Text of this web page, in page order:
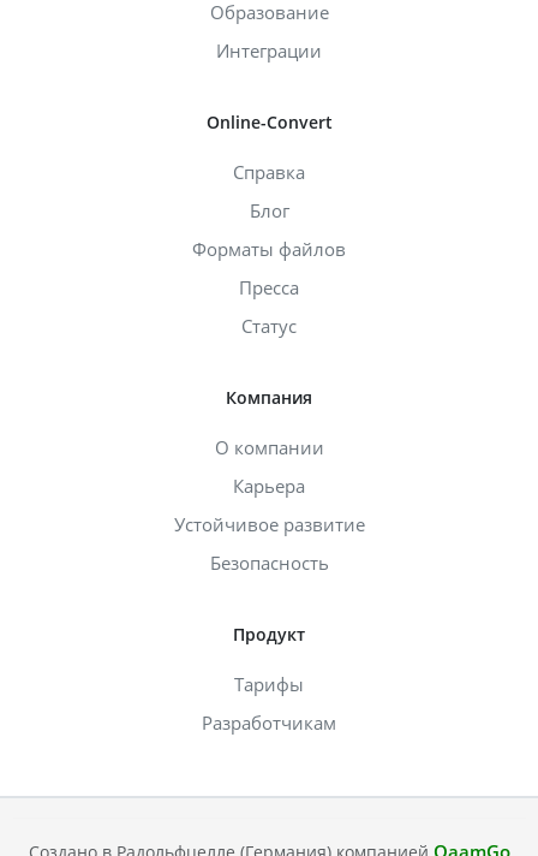
Образование
Интеграции
Online-Convert
Справка
Блог
Форматы файлов
Пресса
Статус
Компания
О компании
Карьера
Устойчивое развитие
Безопасность
Продукт
Тарифы
Разработчикам